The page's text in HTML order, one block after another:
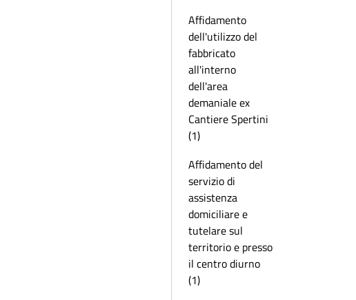
Affidamento
dell'utilizzo del
fabbricato
all'interno
dell'area
demaniale ex
Cantiere Spertini
(1)
Affidamento del
servizio di
assistenza
domiciliare e
tutelare sul
territorio e presso
il centro diurno
(1)